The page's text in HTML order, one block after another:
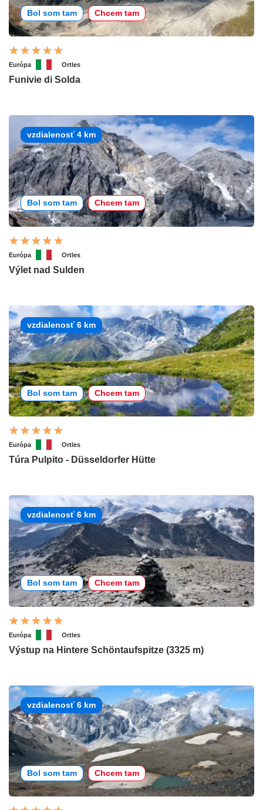
Bol som tam Chcem tam
Európa Ortles
Funivie di Solda
vzdialenosť 4 km
Bol som tam Chcem tam
Európa Ortles
Výlet nad Sulden
vzdialenosť 6 km
Bol som tam Chcem tam
Európa Ortles
Túra Pulpito - Düsseldorfer Hütte
vzdialenosť 6 km
Bol som tam Chcem tam
Európa Ortles
Výstup na Hintere Schöntaufspitze (3325 m)
vzdialenosť 6 km
Bol som tam Chcem tam